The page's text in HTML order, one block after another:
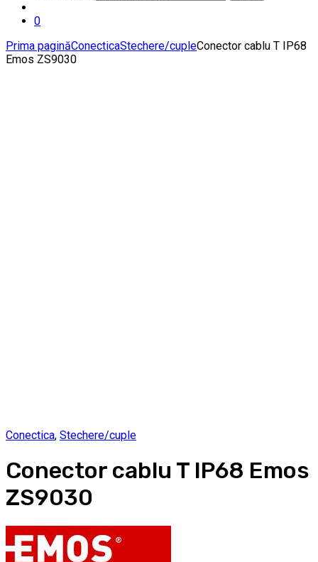
0
Prima paginăConecticaStechere/cupleConector cablu T IP68
Emos ZS9030
Conectica, Stechere/cuple
Conector cablu T IP68 Emos
ZS9030